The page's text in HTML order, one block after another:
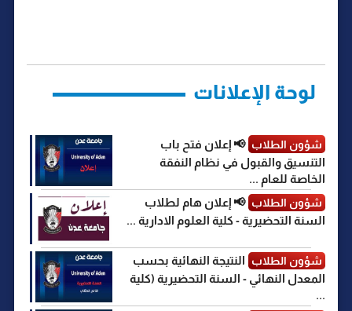
k p m e k
لوحة الإعلانات
شؤون الطلاب 📢 إعلان فتح باب
التنسيق والقبول في نظام النفقة
الخاصة للعام ...
شؤون الطلاب 📢 إعلان هام لطلاب
السنة التحضيرية - كلية العلوم الادارية ...
شؤون الطلاب
النتيجة النهائية بحسب
المعدل النهائي - السنة التحضيرية (كلية
...